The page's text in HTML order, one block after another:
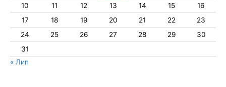
10
11 12 13 14 15
16
17
18 19 20 21 22
23
24
25 26 27 28 29
30
31
« Лип